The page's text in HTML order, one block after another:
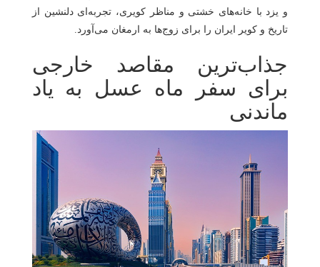
و یزد با خانه‌های خشتی و مناظر کویری‌، تجربه‌ای دلنشین از
تاریخ و کویر ایران را برای زوج‌ها به ارمغان می‌آورد.
جذاب‌ترین مقاصد خارجی
برای سفر ماه عسل به یاد
ماندنی